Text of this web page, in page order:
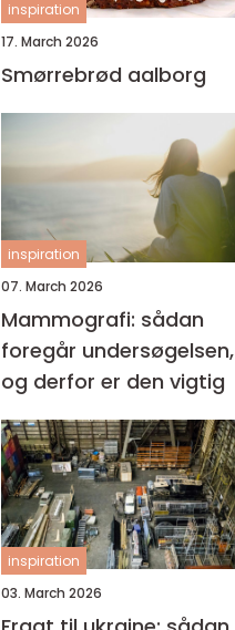
inspiration
17. March 2026
Smørrebrød aalborg
inspiration
07. March 2026
Mammografi: sådan
foregår undersøgelsen,
og derfor er den vigtig
inspiration
03. March 2026